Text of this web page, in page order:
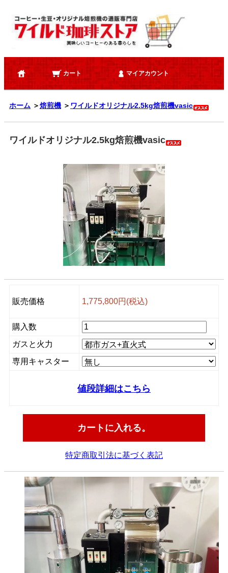
カート マイアカウント
ホーム ＞焙煎機 ＞ ワイルドオリジナル2.5kg焙煎機vasic
ワイルドオリジナル2.5kg焙煎機vasic
販売価格 1,775,800円(税込)
購入数
ガスと火力
専用キャスター
値段詳細はこちら
特定商取引法に基づく表記